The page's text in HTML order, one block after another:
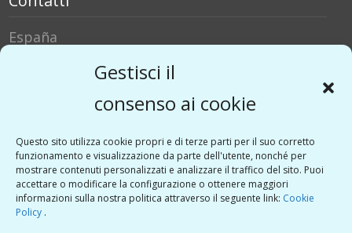
Gestisci il
consenso ai cookie
Questo sito utilizza cookie propri e di terze parti per il suo corretto
funzionamento e visualizzazione da parte dell'utente, nonché per
mostrare contenuti personalizzati e analizzare il traffico del sito. Puoi
accettare o modificare la configurazione o ottenere maggiori
informazioni sulla nostra politica attraverso il seguente link: Cookie
Policy .
España
Social Media
Twitter
Linkedin
Vimeo